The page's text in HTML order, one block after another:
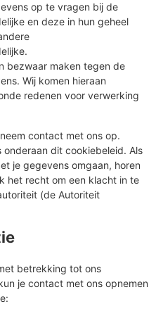
op te vragen bij de
en deze in hun geheel
bezwaar maken tegen de
Wij komen hieraan
redenen voor verwerking
contact met ons op.
dit cookiebeleid. Als
je gegevens omgaan, horen
het recht om een klacht in te
(de Autoriteit
betrekking tot ons
je contact met ons opnemen